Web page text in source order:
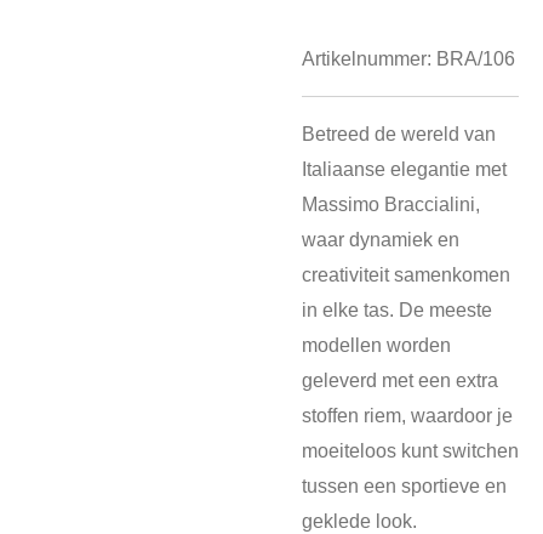
Artikelnummer: BRA/106
Betreed de wereld van
Italiaanse elegantie met
Massimo Braccialini,
waar dynamiek en
creativiteit samenkomen
in elke tas. De meeste
modellen worden
geleverd met een extra
stoffen riem, waardoor je
moeiteloos kunt switchen
tussen een sportieve en
geklede look.